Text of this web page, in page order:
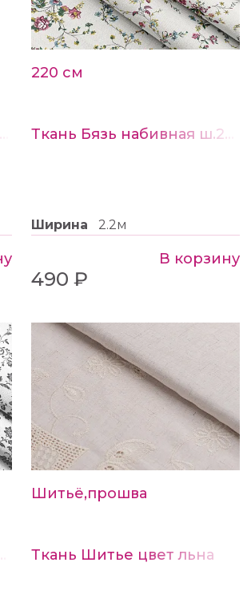
Ткань Габардин № 105 светло-бежевый
220 см
Ткань Бязь набивная ш.220см рис.21881-1
Ширина 2.2м
490 ₽
В корзину
Шитьё,прошва
Ткань Шитье цвет льна